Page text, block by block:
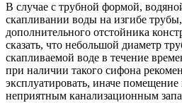
В случае с трубной формой,
скапливании воды на изгибе
дополнительного отстойника
сказать, что небольшой диаметр
скапливаемой воде в течение
при наличии такого сифона
эксплуатировать, иначе
неприятным канализационным